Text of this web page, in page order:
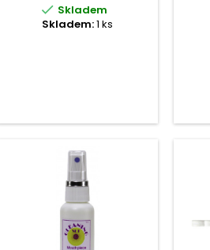
 Skladem
Skladem:1 ks